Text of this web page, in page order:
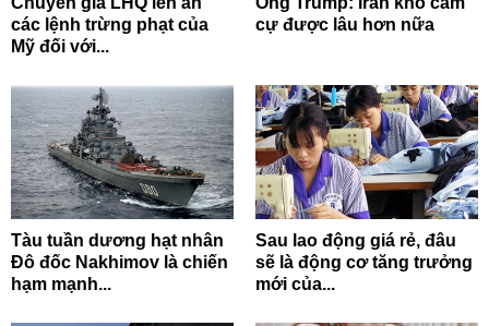
các lệnh trừng phạt của
Mỹ đối với...
cự được lâu hơn nữa
Tàu tuần dương hạt nhân
Đô đốc Nakhimov là chiến
hạm mạnh...
Sau lao động giá rẻ, đâu
sẽ là động cơ tăng trưởng
mới của...